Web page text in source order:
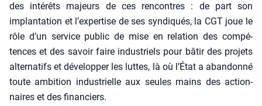
des inté­rêts majeurs de ces ren­contres : de part son
implan­ta­tion et l’expertise de ses syn­di­qués, la CGT joue le
rôle d’un ser­vice public de mise en rela­tion des com­pé­
tences et des savoir faire indus­triels pour bâtir des pro­jets
alter­na­tifs et déve­lop­per les luttes, là où l’État a aban­don­né
toute ambi­tion indus­trielle aux seules mains des action­
naires et des finan­ciers.